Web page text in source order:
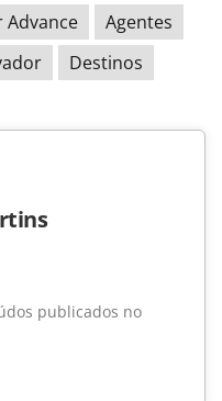
Advance
Agentes
Destinos
publicados no